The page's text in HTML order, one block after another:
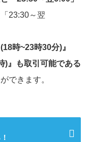
23:30～翌
時~23時30分)』
)』も取引可能である
できます。